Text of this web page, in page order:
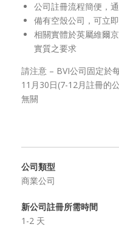
公司註冊流程簡便，
備有空殼公司，可立
相關實體於英屬維爾
實質之要求
請注意 – BVI公司固定於
11月30日(7-12月註冊的
無關
公司類型
商業公司
新公司註冊所需時間
1-2 天